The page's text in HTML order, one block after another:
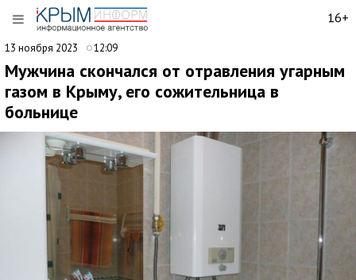
16+
13 ноября 2023 12:09
Мужчина скончался от отравления угарным
газом в Крыму, его сожительница в
больнице